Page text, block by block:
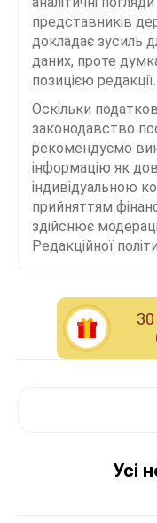
представників
докладає зусиль
даних, проте
позицією редакції.
Оскільки
законодавство
рекомендуємо
інформацію як
індивідуальною
прийняттям
здійснює
Редакційної
Усі